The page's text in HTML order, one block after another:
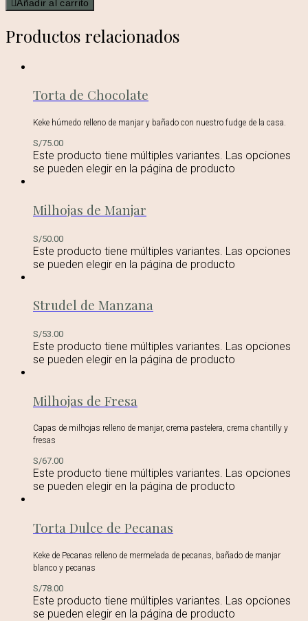
Añadir al carrito
Productos relacionados
Torta de Chocolate
Keke húmedo relleno de manjar y bañado con nuestro fudge de la casa.
S/75.00
Este producto tiene múltiples variantes. Las opciones
se pueden elegir en la página de producto
Milhojas de Manjar
S/50.00
Este producto tiene múltiples variantes. Las opciones
se pueden elegir en la página de producto
Strudel de Manzana
S/53.00
Este producto tiene múltiples variantes. Las opciones
se pueden elegir en la página de producto
Milhojas de Fresa
Capas de milhojas relleno de manjar, crema pastelera, crema chantilly y
fresas
S/67.00
Este producto tiene múltiples variantes. Las opciones
se pueden elegir en la página de producto
Torta Dulce de Pecanas
Keke de Pecanas relleno de mermelada de pecanas, bañado de manjar
blanco y pecanas
S/78.00
Este producto tiene múltiples variantes. Las opciones
se pueden elegir en la página de producto